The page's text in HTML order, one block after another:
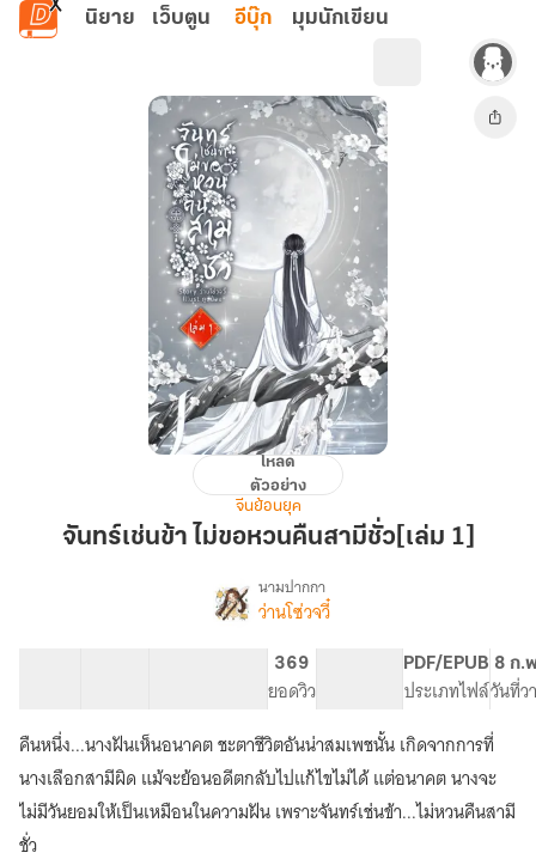
ข้ามไปยังเนื้อหาหลัก
นิยาย เว็บตูน อีบุ๊ก มุมนักเขียน
จันทร์
ข้า
1]
โหลด
ตัวอย่าง
จีนย้อนยุค
จันทร์เช่นข้า ไม่ขอหวนคืนสามีชั่ว[เล่ม 1]
เรื่อง
เช่น
ข้า
ไม่
ขอ
หวน
คืน
สามี
ชั่ว|
นามปากกา
ว่านโซ่วจวี๋
369
ยอดวิว
PDF/EPUB
ประเภทไฟล์
8 ก.
วันที่ว
คืนหนึ่ง...นางฝันเห็นอนาคต ชะตาชีวิตอันน่าสมเพชนั้น เกิดจากการที่
นางเลือกสามีผิด แม้จะย้อนอดีตกลับไปแก้ไขไม่ได้ แต่อนาคต นางจะ
ไม่มีวันยอมให้เป็นเหมือนในความฝัน เพราะจันทร์เช่นข้า...ไม่หวนคืนสามี
ชั่ว